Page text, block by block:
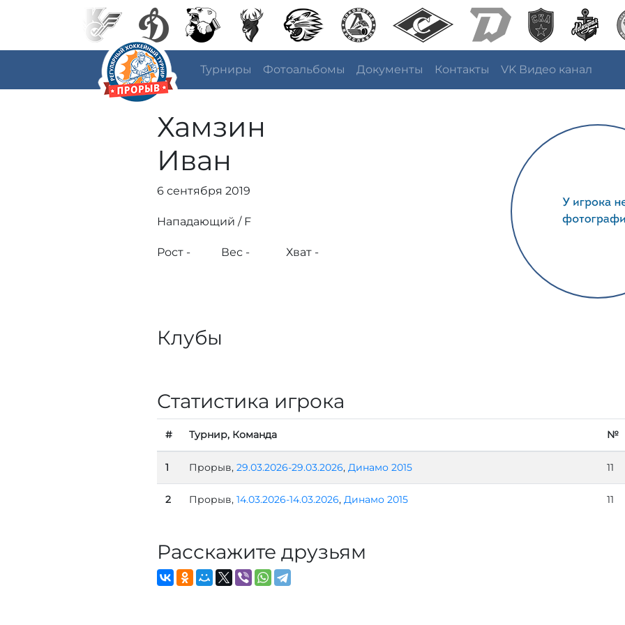
Турниры Фотоальбомы Документы Контакты VK Видео канал
Хамзин
Иван
6 сентября 2019
Нападающий / F
Рост - Вес - Хват -
Клубы
Статистика игрока
# Турнир, Команда №
1 Прорыв, 29.03.2026-29.03.2026, Динамо 2015 11
2 Прорыв, 14.03.2026-14.03.2026, Динамо 2015 11
Расскажите друзьям